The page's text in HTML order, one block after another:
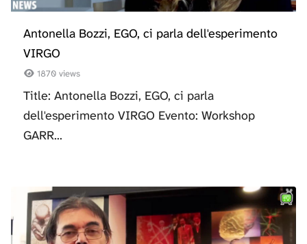
Antonella Bozzi, EGO, ci parla dell'esperimento
VIRGO
1870 views
Title: Antonella Bozzi, EGO, ci parla
dell'esperimento VIRGO Evento: Workshop
GARR...